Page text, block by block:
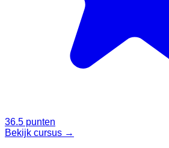
36.5 punten
Bekijk cursus →